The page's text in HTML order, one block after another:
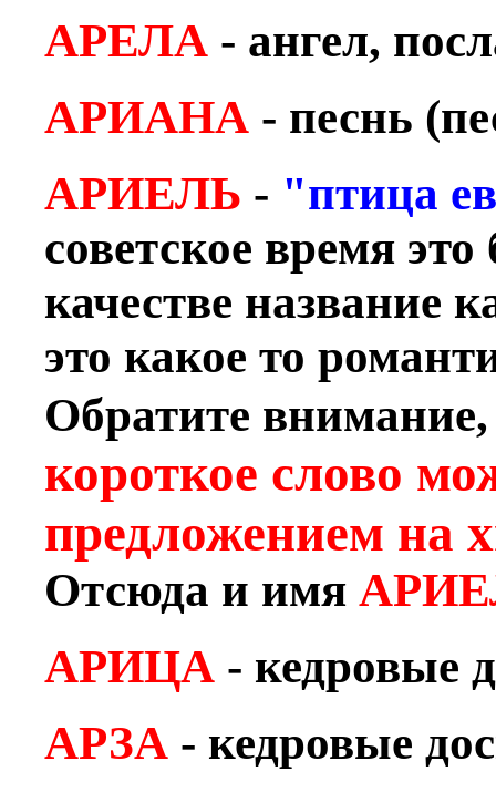
АРЕЛА - ангел,
АРИАНА - песнь
АРИЕЛЬ - "птица
советское время
качестве название
это какое то
Обратите
короткое слово
предложением
Отсюда и имя
АРИЦА - кедровые
АРЗА - кедровые